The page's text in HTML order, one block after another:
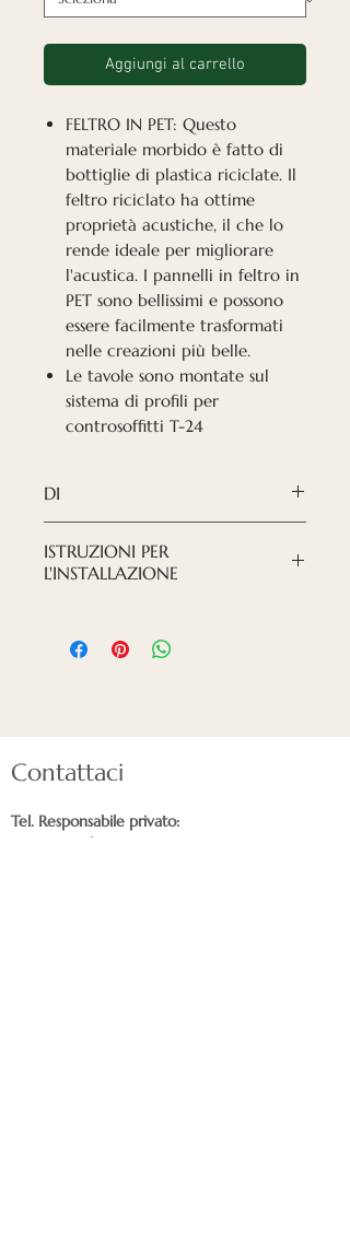
Aggiungi al carrello
FELTRO IN PET: Questo
materiale morbido è fatto di
bottiglie di plastica riciclate. Il
feltro riciclato ha ottime
proprietà acustiche, il che lo
rende ideale per migliorare
l'acustica. I pannelli in feltro in
PET sono bellissimi e possono
essere facilmente trasformati
nelle creazioni più belle.
Le tavole sono montate sul
sistema di profili per
controsoffitti T-24
DI
0,3kg
Dimensioni
ISTRUZIONI PER
L'INSTALLAZIONE
sistema di profili per
Contattaci
Tel. Responsabile privato:
+371 27 112 609